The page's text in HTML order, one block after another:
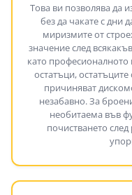
Това ви позволява да
без да чакате с дни
миризмите от
значение след
като
остатъци,
причиняват
незабавно. За
необитаема във
почистването